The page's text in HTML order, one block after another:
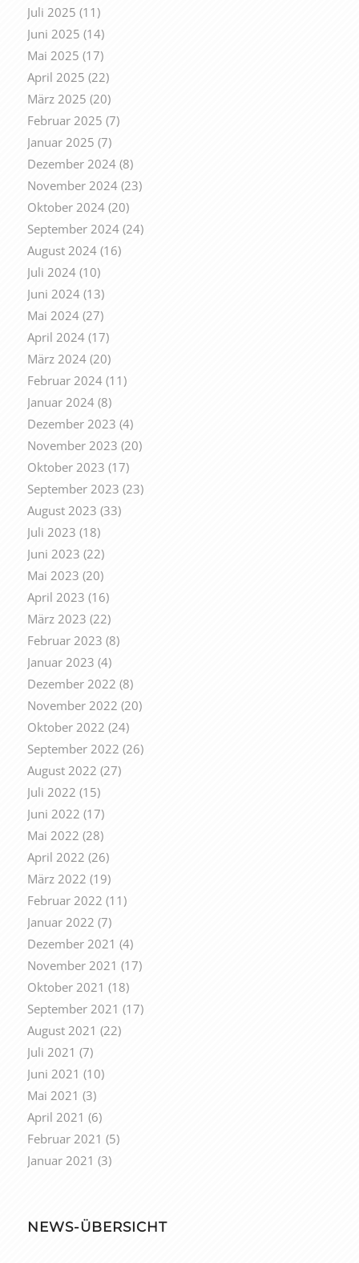
Juli 2025 (11)
Juni 2025 (14)
Mai 2025 (17)
April 2025 (22)
März 2025 (20)
Februar 2025 (7)
Januar 2025 (7)
Dezember 2024(8)
November 2024(23)
Oktober 2024(20)
September 2024(24)
August 2024(16)
Juli 2024(10)
Juni 2024(13)
Mai 2024(27)
April 2024(17)
März 2024(20)
Februar 2024(11)
Januar 2024(8)
Dezember 2023 (4)
November 2023 (20)
Oktober 2023 (17)
September 2023 (23)
August 2023 (33)
Juli 2023 (18)
Juni 2023 (22)
Mai 2023 (20)
April 2023 (16)
März 2023 (22)
Februar 2023 (8)
Januar 2023 (4)
Dezember 2022 (8)
November 2022 (20)
Oktober 2022 (24)
September 2022 (26)
August 2022 (27)
Juli 2022 (15)
Juni 2022 (17)
Mai 2022 (28)
April 2022 (26)
März 2022 (19)
Februar 2022 (11)
Januar 2022 (7)
Dezember 2021 (4)
November 2021 (17)
Oktober 2021 (18)
September 2021 (17)
August 2021 (22)
Juli 2021 (7)
Juni 2021 (10)
Mai 2021 (3)
April 2021 (6)
Februar 2021 (5)
Januar 2021 (3)
NEWS-ÜBERSICHT